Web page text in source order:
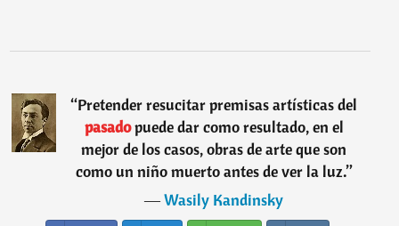
“Pretender resucitar premisas artísticas del
pasadopuede dar como resultado, en el
mejor de los casos, obras de arte que son
como un niño muerto antes de ver la luz.”
―Wasily Kandinsky